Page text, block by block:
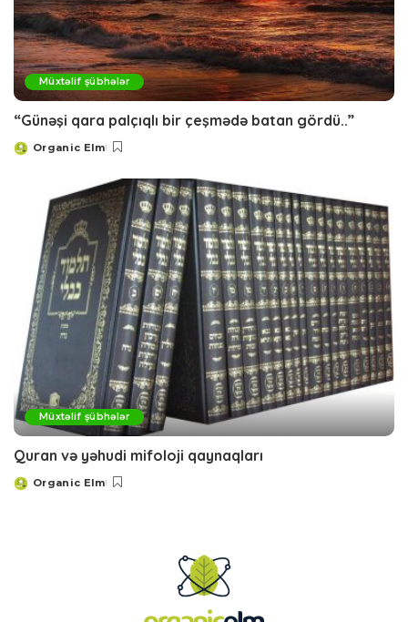
Müxtəlif şübhələr
“Günəşi qara palçıqlı bir çeşmədə batan gördü..”
Posted
Organic Elm
Müxtəlif şübhələr
Quran və yəhudi mifoloji qaynaqları
Posted
Organic Elm